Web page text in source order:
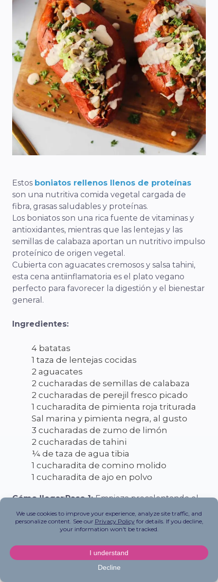
Estos boniatos rellenos llenos de proteínas
son una nutritiva comida vegetal cargada de
fibra, grasas saludables y proteínas.
Los boniatos son una rica fuente de vitaminas y
antioxidantes, mientras que las lentejas y las
semillas de calabaza aportan un nutritivo impulso
proteínico de origen vegetal.
Cubierta con aguacates cremosos y salsa tahini,
esta cena antiinflamatoria es el plato vegano
perfecto para favorecer la digestión y el bienestar
general.
Ingredientes:
4 batatas
1 taza de lentejas cocidas
2 aguacates
2 cucharadas de semillas de calabaza
2 cucharadas de perejil fresco picado
1 cucharadita de pimienta roja triturada
Sal marina y pimienta negra, al gusto
3 cucharadas de zumo de limón
2 cucharadas de tahini
¼ de taza de agua tibia
1 cucharadita de comino molido
1 cucharadita de ajo en polvo
Cómo llegar:Paso 1:Empieza precalentando el
horno a 180°C o 350°F y forra una bandeja de
horno con papel pergamino.Paso 2:Coloca los
boniatos de forma uniforme en la bandeja y, con
un tenedor, haz agujeros en cada boniato.
Hornear durante 45-60 minutos o hasta que los
boniatos estén blandos y cocidos.